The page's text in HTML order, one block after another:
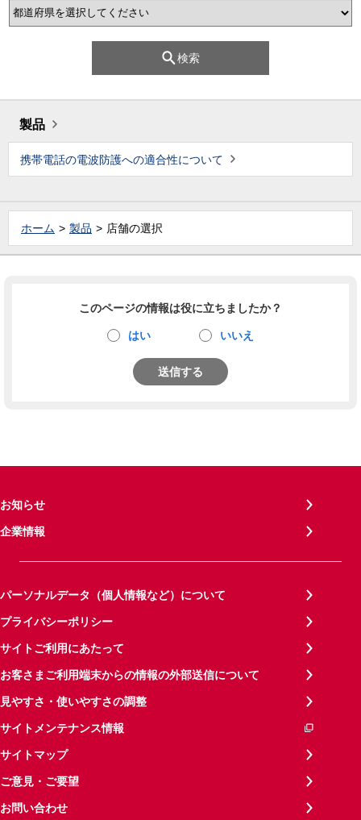
検索
製品
携帯電話の電波防護への適合性について
ホーム 製品 店舗の選択
このページの情報は役に立ちましたか？
はい いいえ
送信する
お知らせ
企業情報
パーソナルデータ（個人情報など）について
プライバシーポリシー
サイトご利用にあたって
お客さまご利用端末からの情報の外部送信について
見やすさ・使いやすさの調整
サイトメンテナンス情報
サイトマップ
ご意見・ご要望
お問い合わせ